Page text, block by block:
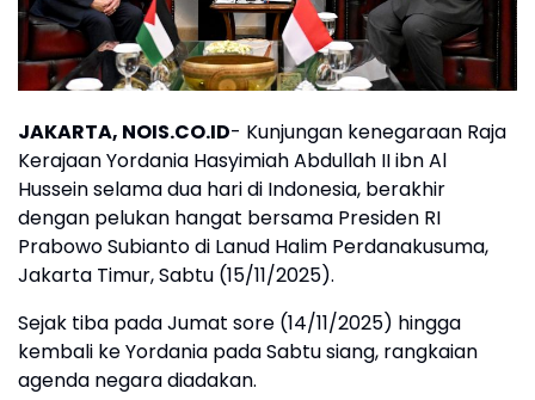
JAKARTA, NOIS.CO.ID- Kunjungan kenegaraan Raja
Kerajaan Yordania Hasyimiah Abdullah II ibn Al
Hussein selama dua hari di Indonesia, berakhir
dengan pelukan hangat bersama Presiden RI
Prabowo Subianto di Lanud Halim Perdanakusuma,
Jakarta Timur, Sabtu (15/11/2025).
Sejak tiba pada Jumat sore (14/11/2025) hingga
kembali ke Yordania pada Sabtu siang, rangkaian
agenda negara diadakan.